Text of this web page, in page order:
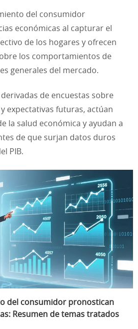
del consumidor
económicas al capturar el
de los hogares y ofrecen
los comportamientos de
generales del mercado.
de encuestas sobre
expectativas futuras, actúan
la salud económica y ayudan a
de que surjan datos duros
PIB.
del consumidor pronostican
Resumen de temas tratados